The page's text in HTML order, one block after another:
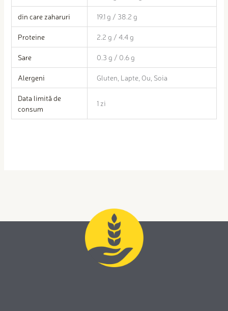
din care zaharuri 19.1 g / 38.2 g
Proteine 2.2 g / 4.4 g
Sare 0.3 g / 0.6 g
Alergeni Gluten, Lapte, Ou, Soia
Data limită de
consum
1 zi